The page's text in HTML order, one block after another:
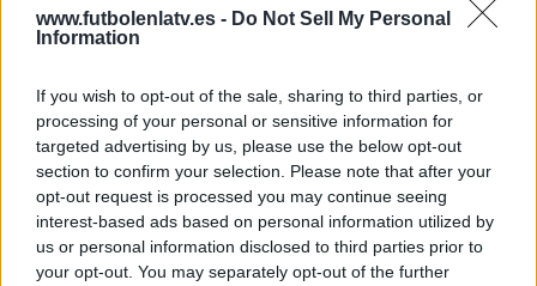
www.futbolenlatv.es - Do Not Sell My Personal
Information
If you wish to opt-out of the sale, sharing to third parties, or
processing of your personal or sensitive information for
targeted advertising by us, please use the below opt-out
section to confirm your selection. Please note that after your
opt-out request is processed you may continue seeing
interest-based ads based on personal information utilized by
us or personal information disclosed to third parties prior to
your opt-out. You may separately opt-out of the further
DAZN
12 (85,71%)
DAZN 2
Eurosport Player
1 (7,14%)
Ver ranking completo
4
CANALES TV
1046
GRATUÍTO
MEDIA
1,2
PARTIDO